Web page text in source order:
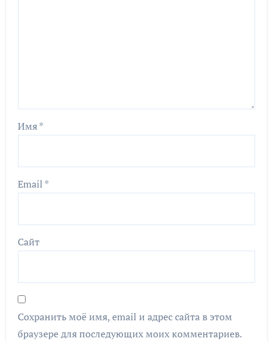
Имя*
Email *
Сайт
Сохранить моё имя, email и адрес сайта в этом
браузере для последующих моих комментариев.